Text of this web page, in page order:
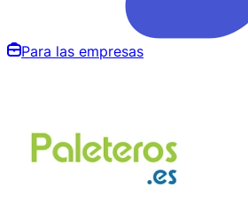
Para las empresas